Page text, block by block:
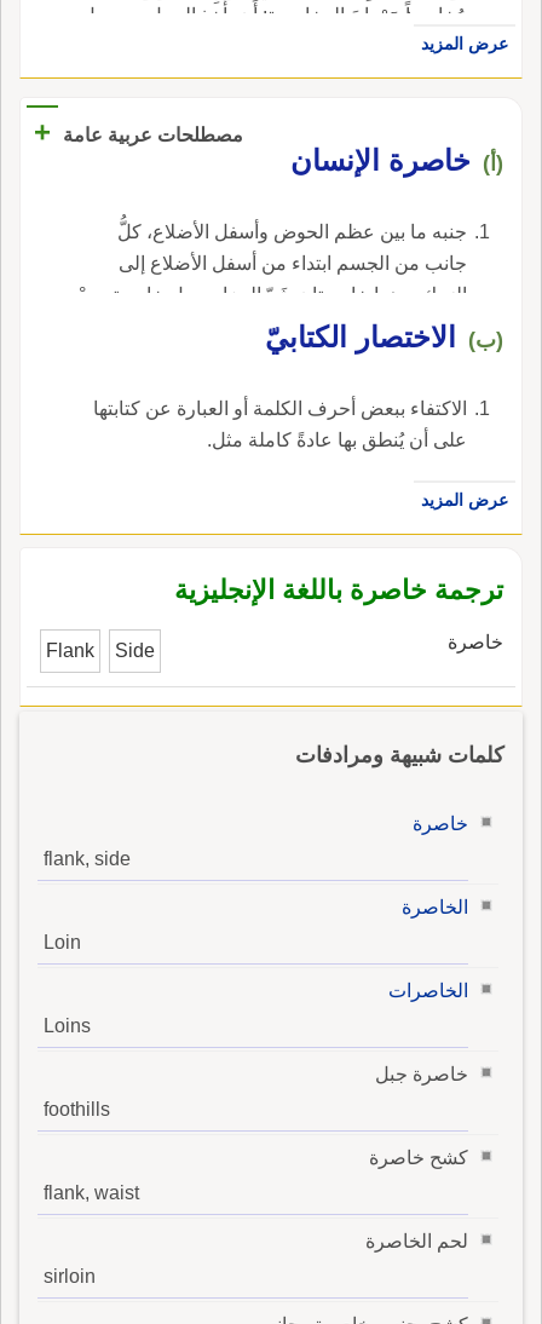
مُخاصِراً مَرْوانَ المخاصرة: أَن يأْخذ الرجل بيد رجل
آخر يتماشيان ويد كل واحد منهما عند خَصْر صاحبه.
خَصِرٌ: بارِدٌ.
عرض المزيد
مصطلحات عربية عامة +
(أ) خاصرة الإنسان
جنبه ما بين عظم الحوض وأسفل الأضلاع، كلُّ
جانب من الجسم ابتداء من أسفل الأضلاع إلى
الوَرِك، وهما خاصرتان-شَدّ الحزام حول خاصرتيه- °
شكَّةٌ في الخاصرة.
(ب) الاختصار الكتابيّ
الاكتفاء ببعض أحرف الكلمة أو العبارة عن كتابتها
على أن يُنطق بها عادةً كاملة مثل.
عرض المزيد
ترجمة خاصرة باللغة الإنجليزية
خاصرة Flank Side
كلمات شبيهة ومرادفات
خاصرة
flank, side
الخاصرة
Loin
الخاصرات
Loins
خاصرة جبل
foothills
كشح خاصرة
flank, waist
لحم الخاصرة
sirloin